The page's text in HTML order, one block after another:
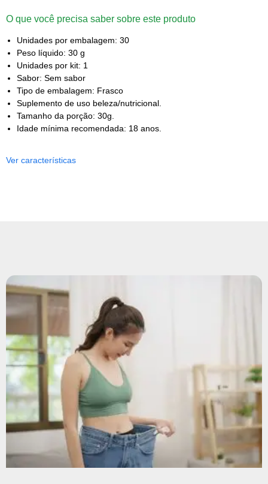
O que você precisa saber sobre este produto
Unidades por embalagem: 30
Peso líquido: 30 g
Unidades por kit: 1
Sabor: Sem sabor
Tipo de embalagem: Frasco
Suplemento de uso beleza/nutricional.
Tamanho da porção: 30g.
Idade mínima recomendada: 18 anos.
Ver características